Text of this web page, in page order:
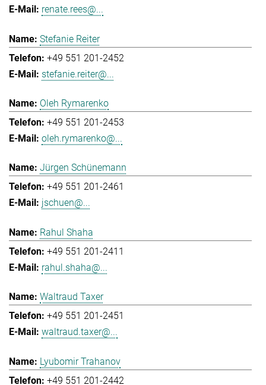
renate.rees@...
Stefanie Reiter
+49 551 201-2452
stefanie.reiter@...
Oleh Rymarenko
+49 551 201-2453
oleh.rymarenko@...
Jürgen Schünemann
+49 551 201-2461
jschuen@...
Rahul Shaha
+49 551 201-2411
rahul.shaha@...
Waltraud Taxer
+49 551 201-2451
waltraud.taxer@...
Lyubomir Trahanov
+49 551 201-2442